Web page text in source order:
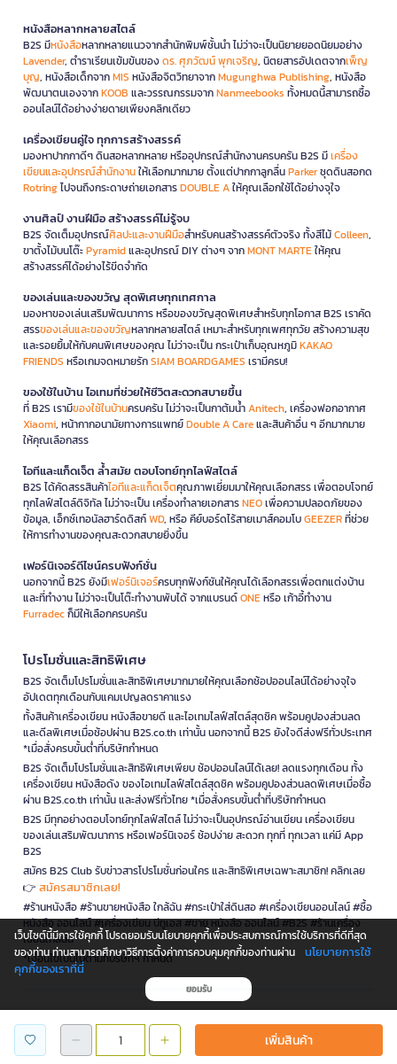
เพิ่มสินค้า
หนังสือหลากหลายสไตล์
B2S มีหนังสือหลากหลายแนวจากสำนักพิมพ์ชั้นนำ ไม่ว่าจะเป็นนิยายยอดนิยมอย่าง
Lavender, ตำราเรียนเข้มข้นของดร. ศุภวัฒน์ พุกเจริญ, นิตยสารอัปเดตจากเพ็ญ
บุญ, หนังสือเด็กจากMIS หนังสือจิตวิทยาจากMugunghwa Publishing, หนังสือ
พัฒนาตนเองจากKOOB และวรรณกรรมจากNanmeebooks ทั้งหมดนี้สามารถซื้อ
ออนไลน์ได้อย่างง่ายดายเพียงคลิกเดียว
เครื่องเขียนคู่ใจ ทุกการสร้างสรรค์
มองหาปากกาดีๆ ดินสอหลากหลาย หรืออุปกรณ์สำนักงานครบครัน B2S มีเครื่อง
เขียนและอุปกรณ์สำนักงานให้เลือกมากมาย ตั้งแต่ปากกาลูกลื่นParkerชุดดินสอกด
Rotringไปจนถึงกระดาษถ่ายเอกสารDOUBLE Aให้คุณเลือกใช้ได้อย่างจุใจ
งานศิลป์ งานฝีมือ สร้างสรรค์ไม่รู้จบ
B2S จัดเต็มอุปกรณ์ศิลปะและงานฝีมือสำหรับคนสร้างสรรค์ตัวจริง ทั้งสีไม้Colleen,
ขาตั้งไม้บนโต๊ะPyramidและอุปกรณ์ DIY ต่างๆ จากMONT MARTEให้คุณ
สร้างสรรค์ได้อย่างไร้ขีดจำกัด
ของเล่นและของขวัญ สุดพิเศษทุกเทศกาล
มองหาของเล่นเสริมพัฒนาการ หรือของขวัญสุดพิเศษสำหรับทุกโอกาส B2S เราคัด
สรรของเล่นและของขวัญหลากหลายสไตล์ เหมาะสำหรับทุกเพศทุกวัย สร้างความสุข
และรอยยิ้มให้กับคนพิเศษของคุณ ไม่ว่าจะเป็น กระเป๋าเก็บอุณหภูมิKAKAO
FRIENDS หรือเกมจดหมายรักSIAM BOARDGAMES เรามีครบ!
ของใช้ในบ้าน ไอเทมที่ช่วยให้ชีวิตสะดวกสบายขึ้น
ที่ B2S เรามีของใช้ในบ้านครบครัน ไม่ว่าจะเป็นกาต้มน้ำAnitech, เครื่องฟอกอากาศ
Xiaomi, หน้ากากอนามัยทางการแพทย์Double A Careและสินค้าอื่น ๆ อีกมากมาย
ให้คุณเลือกสรร
ไอทีและแก็ดเจ็ต ล้ำสมัย ตอบโจทย์ทุกไลฟ์สไตล์
B2S ได้คัดสรรสินค้าไอทีและแก็ดเจ็ตคุณภาพเยี่ยมมาให้คุณเลือกสรร เพื่อตอบโจทย์
ทุกไลฟ์สไตล์ดิจิทัล ไม่ว่าจะเป็น เครื่องทำลายเอกสารNEOเพื่อความปลอดภัยของ
ข้อมูล, เอ็กซ์เทอนัลฮาร์ดดิสก์WD, หรือ คีย์บอร์ดไร้สายเมาส์คอมโบGEEZERที่ช่วย
ให้การทำงานของคุณสะดวกสบายยิ่งขึ้น
เฟอร์นิเจอร์ดีไซน์ครบฟังก์ชั่น
นอกจากนี้ B2S ยังมีเฟอร์นิเจอร์ครบทุกฟังก์ชันให้คุณได้เลือกสรรเพื่อตกแต่งบ้าน
และที่ทำงาน ไม่ว่าจะเป็นโต๊ะทำงานพับได้ จากแบรนด์ONEหรือ เก้าอี้ทำงาน
Furradecก็มีให้เลือกครบครัน
โปรโมชั่นและสิทธิพิเศษ
B2S จัดเต็มโปรโมชั่นและสิทธิพิเศษมากมายให้คุณเลือกช้อปออนไลน์ได้อย่างจุใจ
อัปเดตทุกเดือนกับแคมเปญลดราคาแรง
ทั้งสินค้าเครื่องเขียน หนังสือขายดี และไอเทมไลฟ์สไตล์สุดชิค พร้อมคูปองส่วนลด
และดีลพิเศษเมื่อช้อปผ่าน B2S.co.th เท่านั้น นอกจากนี้ B2S ยังใจดีส่งฟรีทั่วประเทศ
*เมื่อสั่งครบขั้นต่ำที่บริษัทกำหนด
B2S จัดเต็มโปรโมชั่นและสิทธิพิเศษเพียบ ช้อปออนไลน์ได้เลย! ลดแรงทุกเดือน ทั้ง
เครื่องเขียน หนังสือดัง ของไอเทมไลฟ์สไตล์สุดชิค พร้อมคูปองส่วนลดพิเศษเมื่อซื้อ
ผ่าน B2S.co.th เท่านั้น และส่งฟรีทั่วไทย *เมื่อสั่งครบขั้นต่ำที่บริษัทกำหนด
B2S มีทุกอย่างตอบโจทย์ทุกไลฟ์สไตล์ ไม่ว่าจะเป็นอุปกรณ์อ่านเขียน เครื่องเขียน
ของเล่นเสริมพัฒนาการ หรือเฟอร์นิเจอร์ ช้อปง่าย สะดวก ทุกที่ ทุกเวลา แค่มี App
B2S
สมัคร B2S Club รับข่าวสารโปรโมชั่นก่อนใคร และสิทธิพิเศษเฉพาะสมาชิก! คลิกเลย
👉 สมัครสมาชิกเลย!
#ร้านหนังสือ #ร้านขายหนังสือ ใกล้ฉัน #กระเป๋าใส่ดินสอ #เครื่องเขียนออนไลน์ #ซื้อ
หนังสือ ออนไลน์ #เครื่องเขียน บีทูเอส #ขาย หนังสือ ออนไลน์ #B2S #ร้านเครื่อง
เขียนใกล้ฉัน
*เงื่อนไขเป็นไปตามที่บริษัทฯ กำหนด
is a company operating under
เว็บไซต์นี้มีการใช้คุกกี้ โปรดยอมรับนโยบายคุกกี้เพื่อประสบการณ์การใช้บริการที่ดีที่สุด
ของท่าน ท่านสามารถศึกษาวิธีการตั้งค่าการควบคุมคุกกี้ของท่านผ่าน
นโยบายการใช้
คุกกี้ของเราที่นี่
ยอมรับ